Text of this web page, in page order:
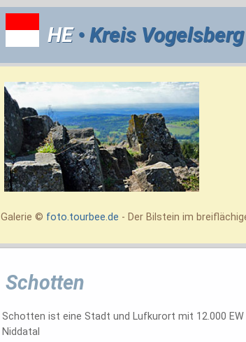
HE• Kreis Vogelsberg
Galerie © foto.tourbee.de - Der Bilstein im
Schotten
Schotten ist eine Stadt und Lufkurort mit 12.000
Niddatal